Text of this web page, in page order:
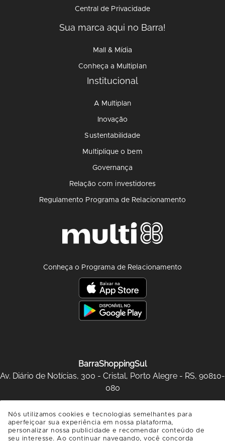
Central de Privacidade
Sua marca aqui no Barra!
Mall & Mídia
Conheça a Multiplan
Institucional
A Multiplan
Inovação
Sustentabilidade
Multiplique o bem
Governança
Relação com investidores
Regulamento Programa de Relacionamento
Conheça o Programa de Relacionamento
BarraShoppingSul
Av. Diário de Notícias, 300 - Cristal, Porto Alegre - RS, 90810-
080
SAIBA COMO CHEGAR
Nós utilizamos cookies e tecnologias semelhantes para
aperfeiçoar sua experiência em nossa plataforma,
personalizar nossa publicidade e recomendar conteúdo de
seu interesse. Ao continuar navegando, você concorda